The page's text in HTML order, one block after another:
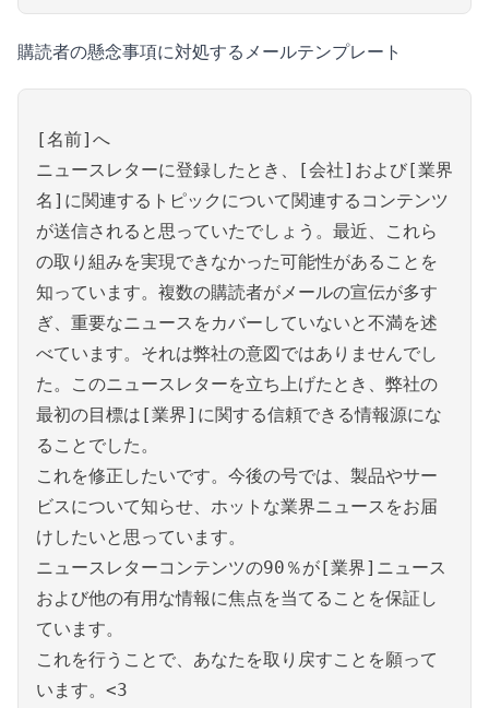
購読者の懸念事項に対処するメールテンプレート
[名前]へ
ニュースレターに登録したとき、[会社]および[業界
名]に関連するトピックについて関連するコンテンツ
が送信されると思っていたでしょう。最近、これら
の取り組みを実現できなかった可能性があることを
知っています。複数の購読者がメールの宣伝が多す
ぎ、重要なニュースをカバーしていないと不満を述
べています。それは弊社の意図ではありませんでし
た。このニュースレターを立ち上げたとき、弊社の
最初の目標は[業界]に関する信頼できる情報源にな
ることでした。
これを修正したいです。今後の号では、製品やサー
ビスについて知らせ、ホットな業界ニュースをお届
けしたいと思っています。
ニュースレターコンテンツの90％が[業界]ニュース
および他の有用な情報に焦点を当てることを保証し
ています。
これを行うことで、あなたを取り戻すことを願って
います。<3